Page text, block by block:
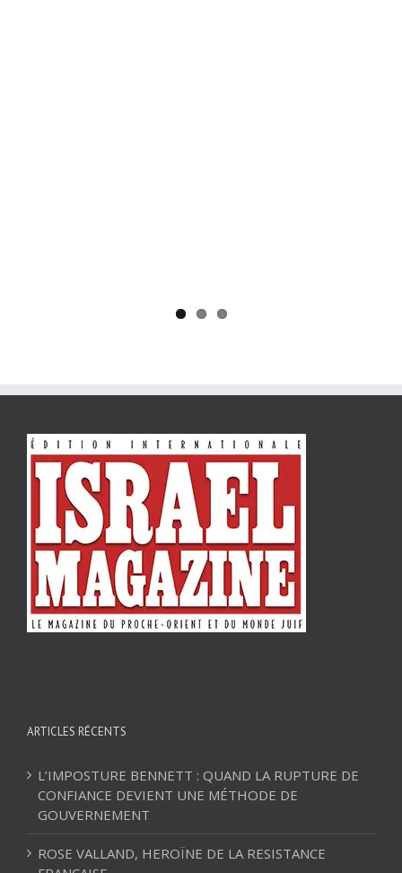
ARTICLES RÉCENTS
L’IMPOSTURE BENNETT : QUAND LA RUPTURE DE
CONFIANCE DEVIENT UNE MÉTHODE DE
GOUVERNEMENT
ROSE VALLAND, HEROÏNE DE LA RESISTANCE